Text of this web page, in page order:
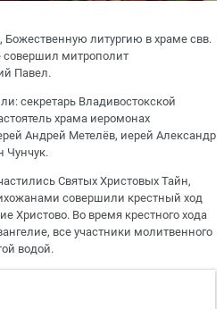
литургию в храме свв.
совершил митрополит
Павел.
секретарь Владивостокской
храма иеромонах
Андрей Метелёв, иерей Александр
Чунчук.
Святых Христовых Тайн,
совершили крестный ход
Христово. Во время крестного хода
все участники молитвенного
водой.